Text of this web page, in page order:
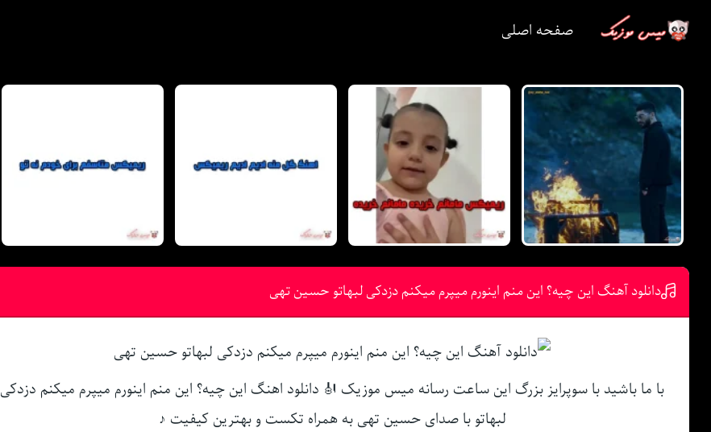
صفحه اصلی
دانلود آهنگ این چیه؟ این منم اینورم میپرم میکنم دزدکی لبهاتو حسین تهی
با ما باشید با سوپرایز بزرگ این ساعت رسانه میس موزیک 🎻 دانلود اهنگ این چیه؟ این منم اینورم میپرم میکنم دزدکی
لبهاتو با صدای حسین تهی به همراه تکست و بهترین کیفیت ♪